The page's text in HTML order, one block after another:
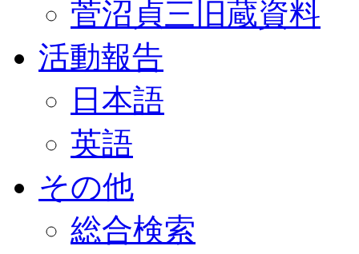
菅沼貞三旧蔵資料
活動報告
日本語
英語
その他
総合検索